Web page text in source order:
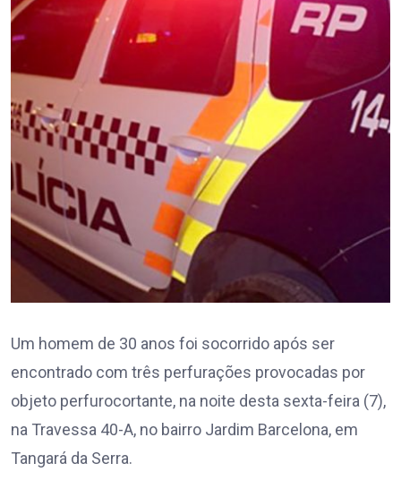
Um homem de 30 anos foi socorrido após ser
encontrado com três perfurações provocadas por
objeto perfurocortante, na noite desta sexta-feira (7),
na Travessa 40-A, no bairro Jardim Barcelona, em
Tangará da Serra.